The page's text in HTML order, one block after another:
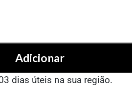
Adicionar
dias úteis na sua região.